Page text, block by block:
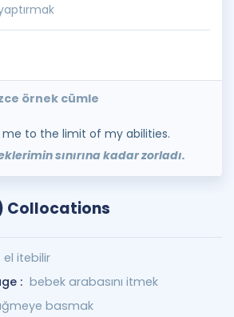
örnek cümle
to the limit of my abilities.
sınırına kadar zorladı.
Collocations
el itebilir
: bebek arabasını itmek
basmak